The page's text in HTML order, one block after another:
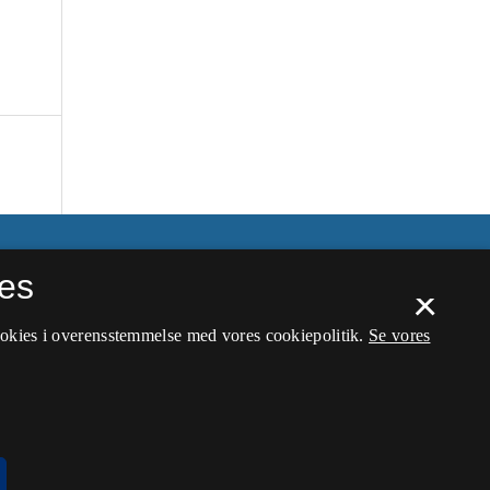
×
i overensstemmelse med vores cookiepolitik. Se vores